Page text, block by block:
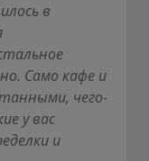
в
Само кафе и
чего-
у вас
и